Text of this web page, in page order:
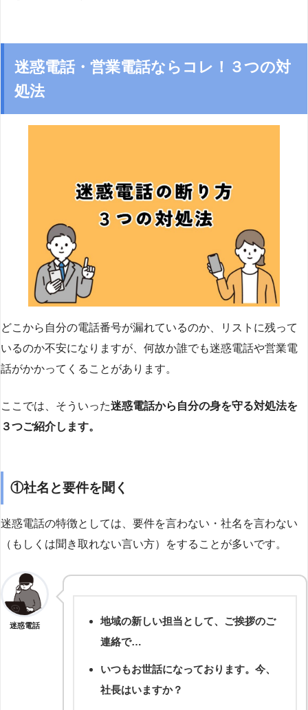
迷惑電話・営業電話ならコレ！３つの対
処法
どこから自分の電話番号が漏れているのか、リストに残って
いるのか不安になりますが、何故か誰でも迷惑電話や営業電
話がかかってくることがあります。
ここでは、そういった迷惑電話から自分の身を守る対処法を
３つご紹介します。
①社名と要件を聞く
迷惑電話の特徴としては、要件を言わない・社名を言わない
（もしくは聞き取れない言い方）をすることが多いです。
迷惑電話
地域の新しい担当として、ご挨拶のご
連絡で…
いつもお世話になっております。今、
社長はいますか？